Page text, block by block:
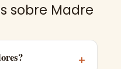
sobre Madre